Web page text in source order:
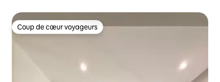
Coup de cœur voyageurs
Coup de cœur voyageurs